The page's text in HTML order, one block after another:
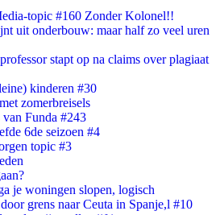
topic #160 Zonder Kolonel!!
uit onderbouw: maar half zo veel uren
stapt op na claims over plagiaat
kinderen #30
zomerbreisels
Funda #243
6de seizoen #4
topic #3
je woningen slopen, logisch
grens naar Ceuta in Spanje,l #10